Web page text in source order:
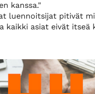
kanssa."
luennoitsijat pitivät
kaikki asiat eivät itseä